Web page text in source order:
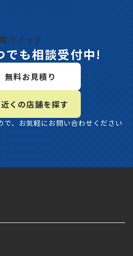
でも相談受付中!
無料お見積り
くの店舗を探す
で、お気軽にお問い合わせください